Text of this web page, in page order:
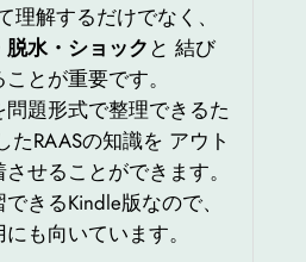
理解するだけでなく、
水・ショック と 結び
とが重要です。
題形式で整理できるた
RAASの知識を アウト
せることができます。
きるKindle版なので、
も向いています。